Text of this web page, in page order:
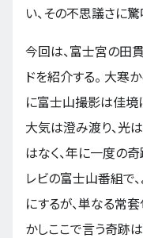
い、その不思議さに驚
今回は、富士宮の田
ドを紹介する。 大寒
に富士山撮影は佳境
大気は澄み渡り、光
はなく、年に一度の
レビの富士山番組で
にするが、単なる常
かしここで言う奇跡